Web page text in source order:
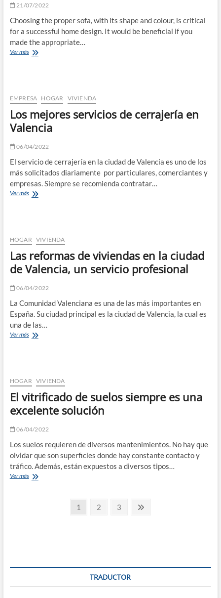
cómoda
segura
21/07/2022
Choosing the proper sofa, with its shape and colour, is critical
for a successful home design. It would be beneficial if you
made the appropriate…
Ver másTips
Sofa
EMPRESA HOGAR VIVIENDA
Los mejores servicios de cerrajería en
Valencia
06/04/2022
El servicio de cerrajería en la ciudad de Valencia es uno de los
más solicitados diariamente por particulares, comerciantes y
empresas. Siempre se recomienda contratar…
Ver másLos
en
Valencia
HOGAR VIVIENDA
Las reformas de viviendas en la ciudad
de Valencia, un servicio profesional
06/04/2022
La Comunidad Valenciana es una de las más importantes en
España. Su ciudad principal es la ciudad de Valencia, la cual es
una de las…
Ver másLas
la
ciudad
de
Valencia,
un
profesional
HOGAR VIVIENDA
El vitrificado de suelos siempre es una
excelente solución
06/04/2022
Los suelos requieren de diversos mantenimientos. No hay que
olvidar que son superficies donde hay constante contacto y
tráfico. Además, están expuestos a diversos tipos…
Ver másEl
Página
1 Página
2 Página
3
Página
TRADUCTOR